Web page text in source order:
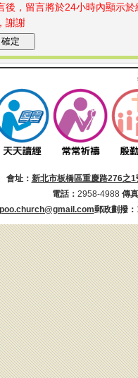
後，留言將於24小時內顯示
謝謝
會址： 新北市板橋區重慶路276之1
電話： 2958-4988 傳
郵政劃撥：